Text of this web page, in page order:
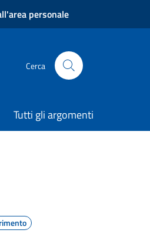
personale
Cerca
Tutti gli argomenti